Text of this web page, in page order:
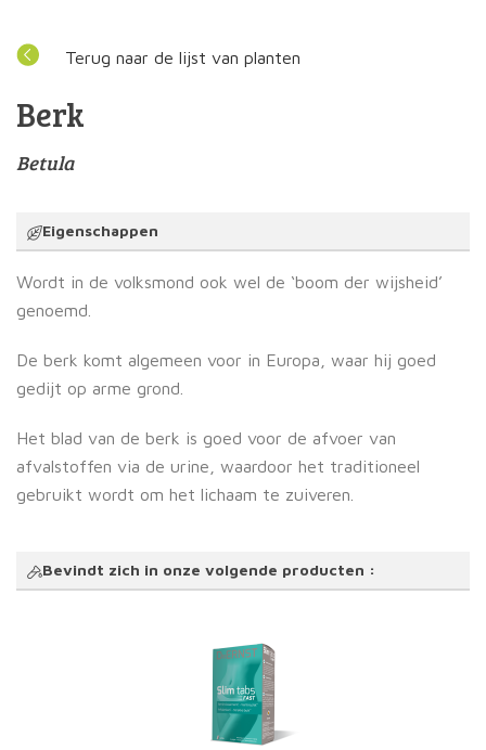
Terug naar de lijst van planten
Berk
Betula
Eigenschappen
Wordt in de volksmond ook wel de ‘boom der wijsheid’
genoemd.
De berk komt algemeen voor in Europa, waar hij goed
gedijt op arme grond.
Het blad van de berk is goed voor de afvoer van
afvalstoffen via de urine, waardoor het traditioneel
gebruikt wordt om het lichaam te zuiveren.
Bevindt zich in onze volgende producten :